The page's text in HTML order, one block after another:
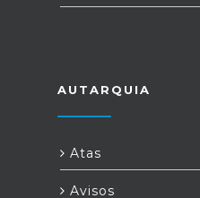
AUTARQUIA
Atas
Avisos